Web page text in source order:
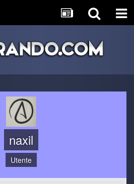
naxil
Utente